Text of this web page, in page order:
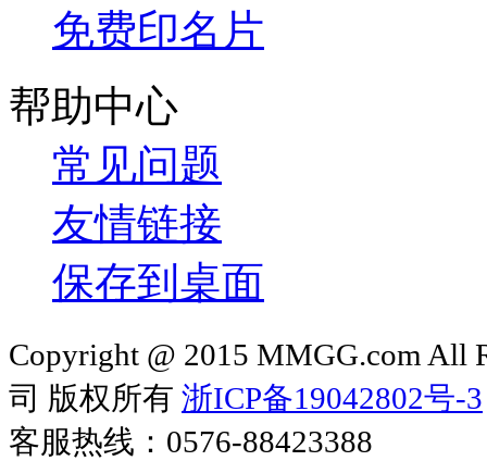
免费印名片
帮助中心
常见问题
友情链接
保存到桌面
Copyright @ 2015 MMGG.com All
司 版权所有 浙ICP备19042802号-3
客服热线：0576-88423388